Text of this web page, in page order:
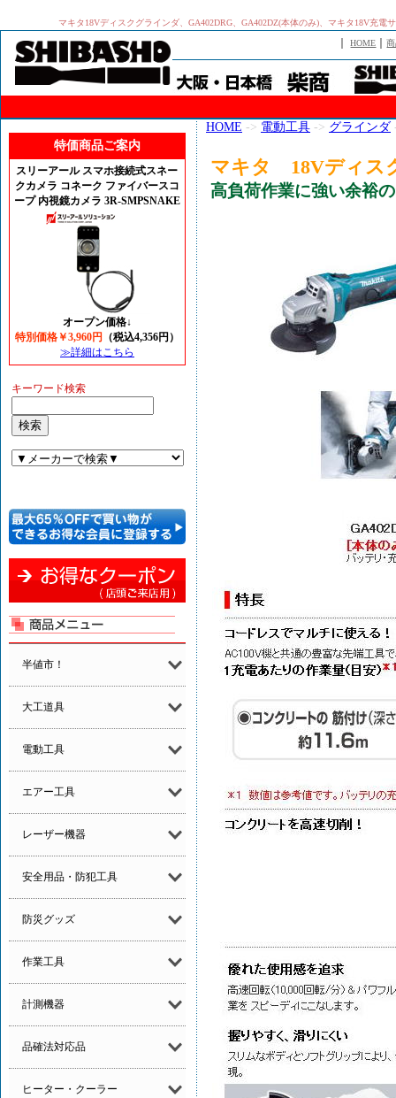
マキタ18Vディスクグラインダ、GA402DRG、GA402DZ(本体のみ)、マキタ18V充
｜HOME ｜
特価商品ご案内
スリーアール スマホ接続式スネー
クカメラ コネーク ファイバースコ
ープ 内視鏡カメラ 3R-SMPSNAKE
オープン価格↓
特別価格￥3,960円
（税込4,356円）
≫詳細はこちら
キーワード検索
半値市！
大工道具
電動工具
エアー工具
レーザー機器
安全用品・防犯工具
防災グッズ
作業工具
計測機器
品確法対応品
ヒーター・クーラー
HOME -> 電動工具 -> グラインダ
マキタ 18Vディス
高負荷作業に強い余裕